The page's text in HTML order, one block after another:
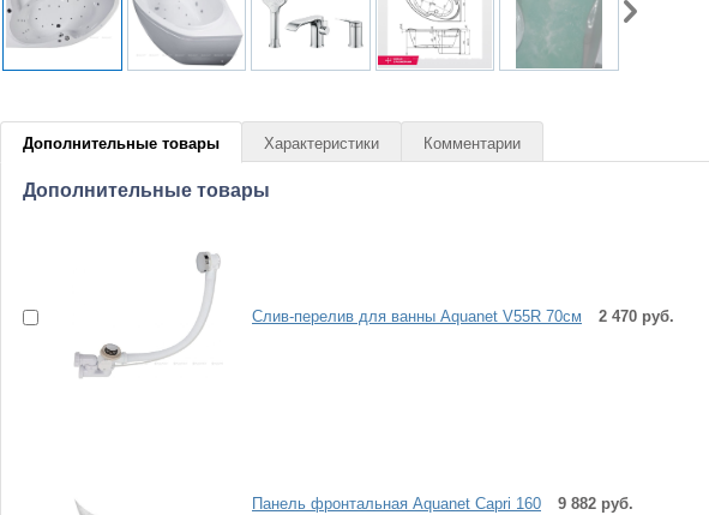
Дополнительные товары Характеристики Комментарии
Дополнительные товары
Слив-перелив для ванны Aquanet V55R 70см 2 470 руб.
Панель фронтальная Aquanet Capri 160 9 882 руб.